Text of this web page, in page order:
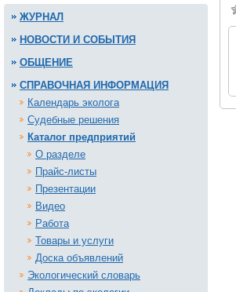
ЖУРНАЛ
НОВОСТИ И СОБЫТИЯ
ОБЩЕНИЕ
СПРАВОЧНАЯ ИНФОРМАЦИЯ
Календарь эколога
Судебные решения
Каталог предприятий
О разделе
Прайс-листы
Презентации
Видео
Работа
Товары и услуги
Доска объявлений
Экологический словарь